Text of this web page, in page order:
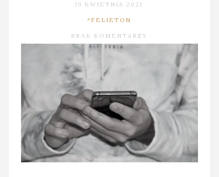
19 KWIETNIA 2021
*FELIETON
BRAK KOMENTARZY